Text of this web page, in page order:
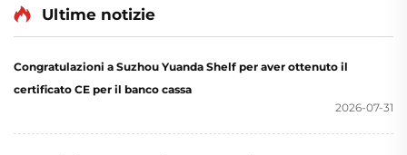
Ultime notizie
Congratulazioni a Suzhou Yuanda Shelf per aver ottenuto il
certificato CE per il banco cassa
2026-07-31